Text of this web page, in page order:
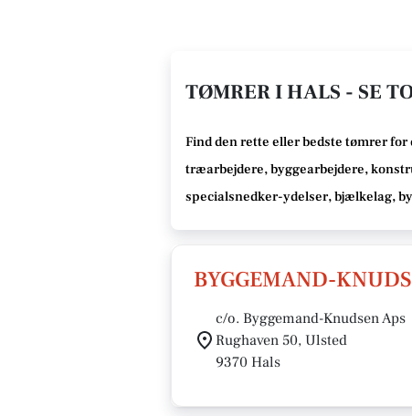
TØMRER I HALS - SE
Find den rette eller bedste tømrerfor
træarbejdere, byggearbejdere,
specialsnedker-ydelser, bjælkelag,
BYGGEMAND-
c/o. Byggemand-Knudsen Aps
Rughaven 50, Ulsted
9370 Hals